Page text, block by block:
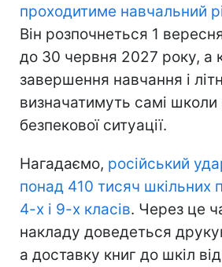
проходитиме навчальний
Він розпочнеться 1
до 30 червня 2027 року, а
завершення навчання і
визначатимуть самі
безпекової ситуації.
Нагадаємо, російський
понад 410 тисяч шкільних
4-х і 9-х класів. Через це
накладу доведеться
а доставку книг до шкіл